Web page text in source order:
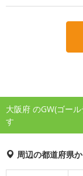
大阪府 のGW(ゴー
す
周辺の都道府県